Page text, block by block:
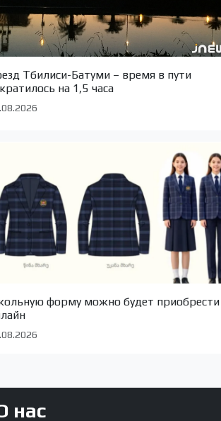
Тбилиси-Батуми – время в пути
на 1,5 часа
форму можно будет
нас